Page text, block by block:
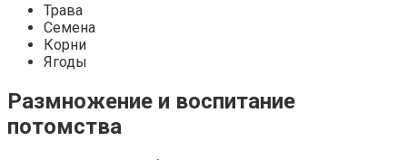
Трава
Семена
Корни
Ягоды
Размножение и воспитание
потомства